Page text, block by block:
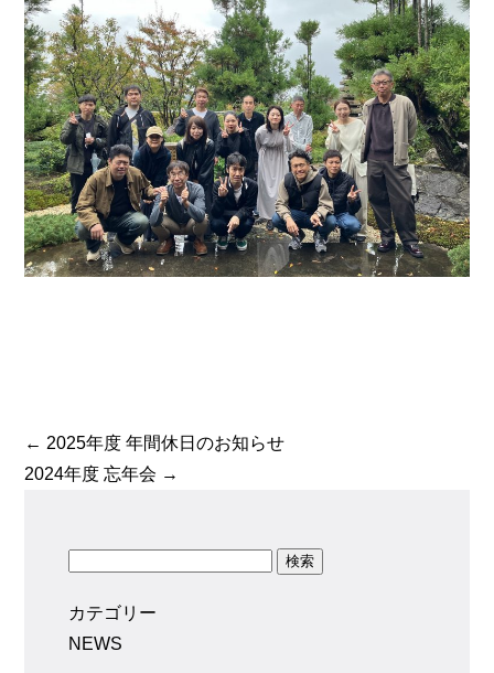
← 2025年度 年間休日のお知らせ
2024年度 忘年会 →
カテゴリー
NEWS